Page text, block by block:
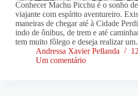
Conhecer Machu Picchu é o sonho
viajante com espírito aventureiro.
maneiras de chegar até à Cidade
indo de ônibus, de trem e até
tem muito fôlego e deseja realizar
Andressa Xavier Pellanda
Um comentário